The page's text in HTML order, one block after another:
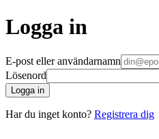
Logga in
E-post eller användarnamn
Lösenord
Logga in
Har du inget konto? Registrera dig